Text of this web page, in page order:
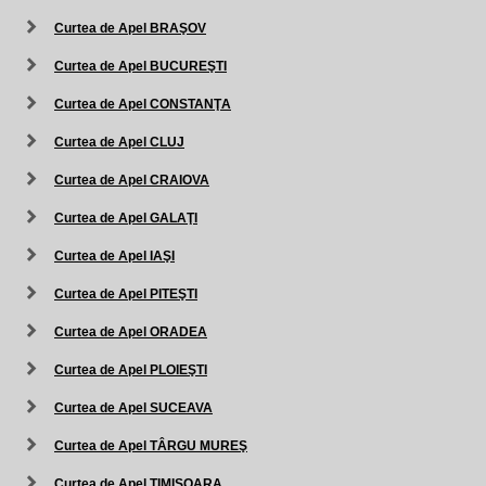
Curtea de Apel BRAŞOV
Curtea de Apel BUCUREŞTI
Curtea de Apel CONSTANŢA
Curtea de Apel CLUJ
Curtea de Apel CRAIOVA
Curtea de Apel GALAŢI
Curtea de Apel IAŞI
Curtea de Apel PITEŞTI
Curtea de Apel ORADEA
Curtea de Apel PLOIEŞTI
Curtea de Apel SUCEAVA
Curtea de Apel TÂRGU MUREŞ